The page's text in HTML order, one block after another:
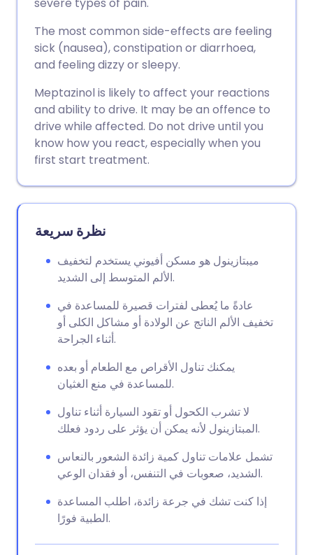
The most common side-effects are feeling
sick (nausea), constipation or diarrhoea,
and feeling dizzy or sleepy.
Meptazinol is likely to affect your reactions
and ability to drive. It may be an offence to
drive while affected. Do not drive until you
know how you react, especially when you
first start treatment.
نظرة سريعة
ميبتازينول هو مسكن أفيوني يستخدم لتخفيف
الألم المتوسط إلى الشديد.
عادةً ما يُعطى لفترات قصيرة للمساعدة في
تخفيف الألم الناتج عن الولادة أو مشاكل الكلى أو
أثناء الجراحة.
يمكنك تناول الأقراص مع الطعام أو بعده
للمساعدة في منع الغثيان.
لا تشرب الكحول أو تقود السيارة أثناء تناول
المبتازينول لأنه يمكن أن يؤثر على ردود فعلك.
تشمل علامات تناول كمية زائدة الشعور بالنعاس
الشديد، صعوبات في التنفس، أو فقدان الوعي.
إذا كنت تشك في جرعة زائدة، اطلب المساعدة
الطبية فورًا.